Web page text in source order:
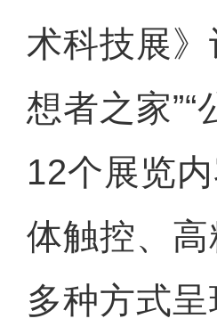
术科技展》
想者之家”“
12个展览
体触控、
多种方式